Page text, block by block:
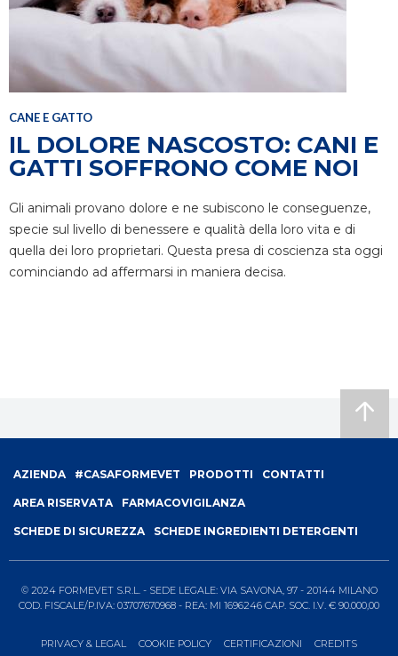
CANE E GATTO
IL DOLORE NASCOSTO: CANI E
GATTI SOFFRONO COME NOI
Gli animali provano dolore e ne subiscono le conseguenze,
specie sul livello di benessere e qualità della loro vita e di
quella dei loro proprietari. Questa presa di coscienza sta oggi
cominciando ad affermarsi in maniera decisa.
Footer
menu
AZIENDA #CASAFORMEVET PRODOTTI CONTATTI
AREA RISERVATA FARMACOVIGILANZA
SCHEDE DI SICUREZZA SCHEDE INGREDIENTI DETERGENTI
© 2024 FORMEVET S.R.L. - SEDE LEGALE: VIA SAVONA, 97 - 20144 MILANO
COD. FISCALE/P.IVA: 03707670968 - REA: MI 1696246 CAP. SOC. I.V. € 90.000,00
PRIVACY & LEGAL COOKIE POLICY CERTIFICAZIONI CREDITS